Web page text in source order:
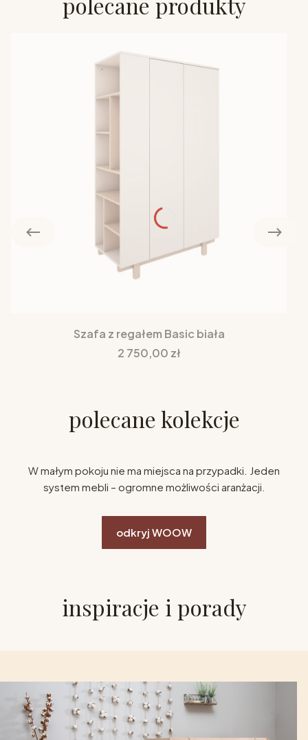
Szafa z regałem Basic biała
Cena
2 750,00 zł
polecane kolekcje
W małym pokoju nie ma miejsca na przypadki. Jeden
system mebli – ogromne możliwości aranżacji.
odkryj WOOW
inspiracje i porady